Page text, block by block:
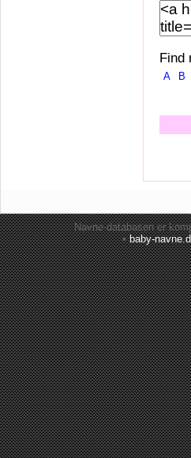
Find
A B
Navne-databasen er
•baby-